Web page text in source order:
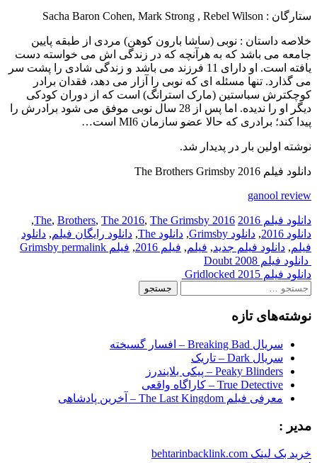
ستارگان : Sacha Baron Cohen, Mark Strong , Rebel Wilson
خلاصه داستان : نوبی (ساشا بارون کوهن) مردی از طبقه پایین
جامعه می باشد که به هرآنچه که در زندگی اش می خواسته دست
یافته است. او دارای 11 فرزند می باشد و زندگی شادی را پشت سر
می گذارد. تنها مسئله ای که نوبی را آزار می دهد، فقدان برادر
کوچکترش سباستین (مارک استرانگ) است که از دوران کودکی
دیگر او را ندیده. اما پس از 28 سال نوبی موفق می شود برادرش را
پیدا کند؛ برادری که حالا عضو سازمان MI6 است…
نوشته اولین بار در پدیدار شد.
دانلود فیلم The Brothers Grimsby 2016
ganool review
دانلود فیلم 2016 2016 The
, Brothers, The 2016, The Grimsby
,
دانلود 2016
, دانلود Grimsby , دانلود The , دانلود رایگان فیلم, دانلود
فیلم, دانلود فیلم جدید, فیلم, فیلم 2016 , فیلم Grimsby permalink
Post
navigation
دانلود فیلم Doubt 2008
دانلود فیلم Gridlocked 2015
جستجو
نوشته‌های تازه
سریال Breaking Bad – افسار گسیخته
سریال Dark – تاریک
Peaky Blinders – پیکی بلایندرز
True Detective – کاراگاه واقعی
معرفی فیلم The Last Kingdom – آخرین پادشاهی
مدیر :
خرید بک لینک behtarinbacklink.com